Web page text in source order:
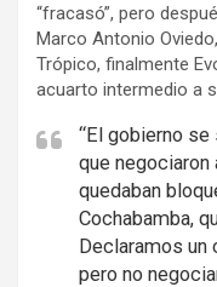
s
e
m
e
n
t
:
“fracasó”, pero
Marco Antonio
Trópico, finalmente
acuarto intermedio a
“El gobierno
que negociaron
quedaban
Cochabamba,
Declaramos un
pero no